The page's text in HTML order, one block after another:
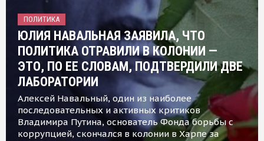
ПОЛИТИКА
ЮЛИЯ НАВАЛЬНАЯ ЗАЯВИЛА, ЧТО
ПОЛИТИКА ОТРАВИЛИ В КОЛОНИИ —
ЭТО, ПО ЕЕ СЛОВАМ, ПОДТВЕРДИЛИ ДВЕ
ЛАБОРАТОРИИ
Алексей Навальный, один из наиболее
последовательных и активных критиков
Владимира Путина, основатель Фонда борьбы с
коррупцией, скончался в колонии в Харпе за